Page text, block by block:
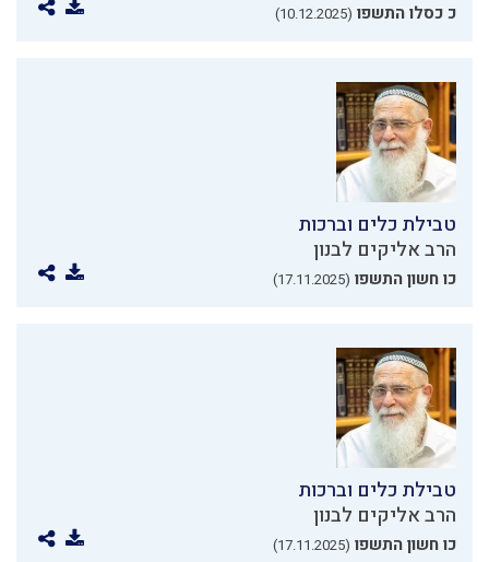
כ כסלו התשפו (10.12.2025)
טבילת כלים וברכות
הרב אליקים לבנון
כו חשון התשפו (17.11.2025)
טבילת כלים וברכות
הרב אליקים לבנון
כו חשון התשפו (17.11.2025)